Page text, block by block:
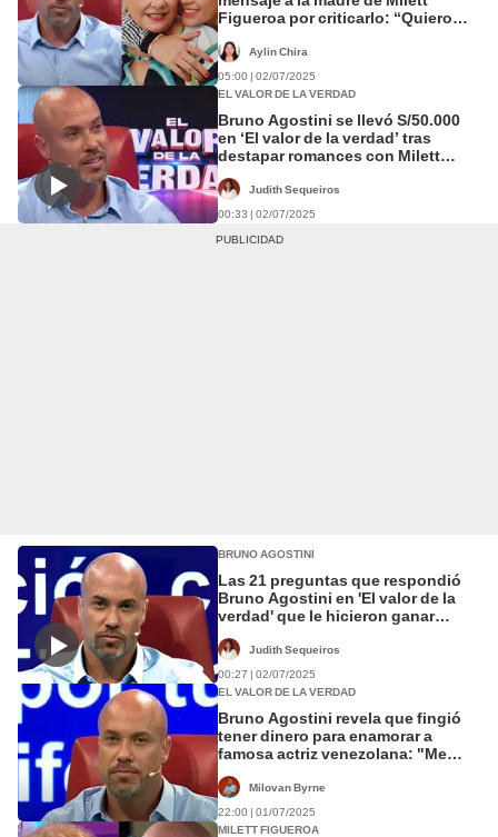
Figueroa por criticarlo: “Quiero
Aylin Chira
05:00 | 02/07/2025
EL VALOR DE LA VERDAD
Bruno Agostini se llevó S/50.000
en ‘El valor de la verdad’ tras
destapar romances con Milett
Judith Sequeiros
00:33 | 02/07/2025
BRUNO AGOSTINI
Las 21 preguntas que respondió
Bruno Agostini en 'El valor de la
verdad' que le hicieron ganar
Judith Sequeiros
00:27 | 02/07/2025
EL VALOR DE LA VERDAD
Bruno Agostini revela que fingió
tener dinero para enamorar a
famosa actriz venezolana: "Me
Milovan Byrne
22:00 | 01/07/2025
MILETT FIGUEROA